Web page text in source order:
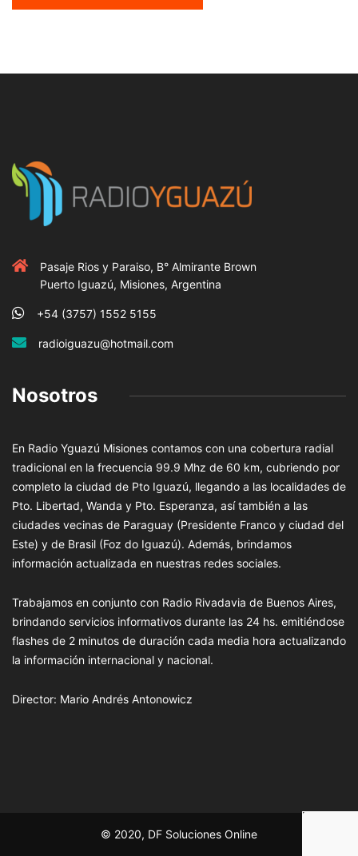
Pasaje Rios y Paraiso, B° Almirante Brown
Puerto Iguazú, Misiones, Argentina
+54 (3757) 1552 5155
radioiguazu@hotmail.com
Nosotros
En Radio Yguazú Misiones contamos con una cobertura radial
tradicional en la frecuencia 99.9 Mhz de 60 km, cubriendo por
completo la ciudad de Pto Iguazú, llegando a las localidades de
Pto. Libertad, Wanda y Pto. Esperanza, así también a las
ciudades vecinas de Paraguay (Presidente Franco y ciudad del
Este) y de Brasil (Foz do Iguazú). Además, brindamos
información actualizada en nuestras redes sociales.
Trabajamos en conjunto con Radio Rivadavia de Buenos Aires,
brindando servicios informativos durante las 24 hs. emitiéndose
flashes de 2 minutos de duración cada media hora actualizando
la información internacional y nacional.
Director: Mario Andrés Antonowicz
© 2020, DF Soluciones Online